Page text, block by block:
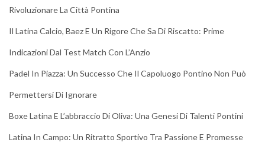
Rivoluzionare La Città Pontina
Il Latina Calcio, Baez E Un Rigore Che Sa Di Riscatto: Prime
Indicazioni Dal Test Match Con L’Anzio
Padel In Piazza: Un Successo Che Il Capoluogo Pontino Non Può
Permettersi Di Ignorare
Boxe Latina E L’abbraccio Di Oliva: Una Genesi Di Talenti Pontini
Latina In Campo: Un Ritratto Sportivo Tra Passione E Promesse